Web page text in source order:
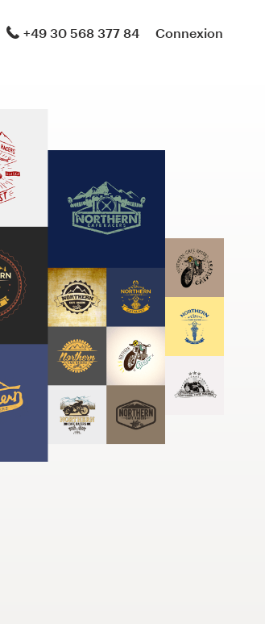
+49 30 568 377 84 Connexion